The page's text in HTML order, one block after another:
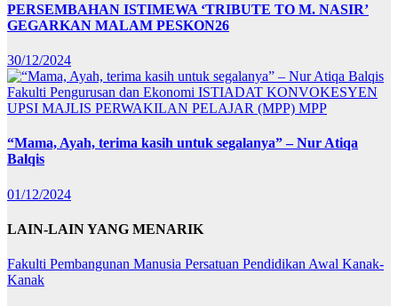
PERSEMBAHAN ISTIMEWA ‘TRIBUTE TO M. NASIR’
GEGARKAN MALAM PESKON26
30/12/2024
Fakulti Pengurusan dan Ekonomi ISTIADAT KONVOKESYEN
UPSI MAJLIS PERWAKILAN PELAJAR (MPP) MPP
“Mama, Ayah, terima kasih untuk segalanya” – Nur Atiqa
Balqis
01/12/2024
LAIN-LAIN YANG MENARIK
Fakulti Pembangunan Manusia Persatuan Pendidikan Awal Kanak-
Kanak